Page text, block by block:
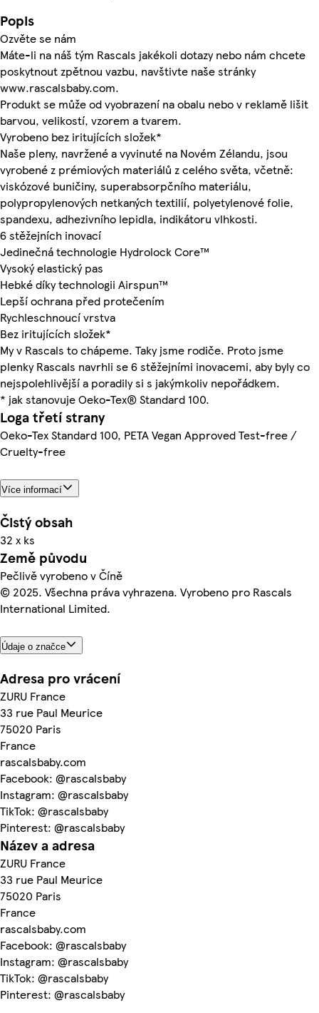
Popis
Ozvěte se nám
Máte-li na náš tým Rascals jakékoli dotazy nebo nám chcete
poskytnout zpětnou vazbu, navštivte naše stránky
www.rascalsbaby.com.
Produkt se může od vyobrazení na obalu nebo v reklamě lišit
barvou, velikostí, vzorem a tvarem.
Vyrobeno bez iritujících složek*
Naše pleny, navržené a vyvinuté na Novém Zélandu, jsou
vyrobené z prémiových materiálů z celého světa, včetně:
viskózové buničiny, superabsorpčního materiálu,
polypropylenových netkaných textilií, polyetylenové folie,
spandexu, adhezivního lepidla, indikátoru vlhkosti.
6 stěžejních inovací
Jedinečná technologie Hydrolock Core™
Vysoký elastický pas
Hebké díky technologii Airspun™
Lepší ochrana před protečením
Rychleschnoucí vrstva
Bez iritujících složek*
My v Rascals to chápeme. Taky jsme rodiče. Proto jsme
plenky Rascals navrhli se 6 stěžejními inovacemi, aby byly co
nejspolehlivější a poradily si s jakýmkoliv nepořádkem.
* jak stanovuje Oeko-Tex® Standard 100.
Loga třetí strany
Oeko-Tex Standard 100, PETA Vegan Approved Test-free /
Cruelty-free
Více informací
Čistý obsah
32 x ks
Země původu
Pečlivě vyrobeno v Číně
© 2025. Všechna práva vyhrazena. Vyrobeno pro Rascals
International Limited.
Údaje o značce
Adresa pro vrácení
ZURU France
33 rue Paul Meurice
75020 Paris
France
rascalsbaby.com
Facebook: @rascalsbaby
Instagram: @rascalsbaby
TikTok: @rascalsbaby
Pinterest: @rascalsbaby
Název a adresa
ZURU France
33 rue Paul Meurice
75020 Paris
France
rascalsbaby.com
Facebook: @rascalsbaby
Instagram: @rascalsbaby
TikTok: @rascalsbaby
Pinterest: @rascalsbaby